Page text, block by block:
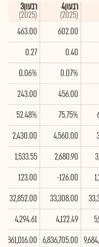
רבעון4
(2025)
רבעון3
(2025)
602.00
463.00
0.40
0.27
0.07%
0.06%
456.00
243.00
75.75%
52.48%
4,560.00
2,430.00
2,680.90
1,533.55
-126.00
123.00
33,308.00
32,852.00
4,122.49
4,294.61
6,836,705.00
5,861,016.00